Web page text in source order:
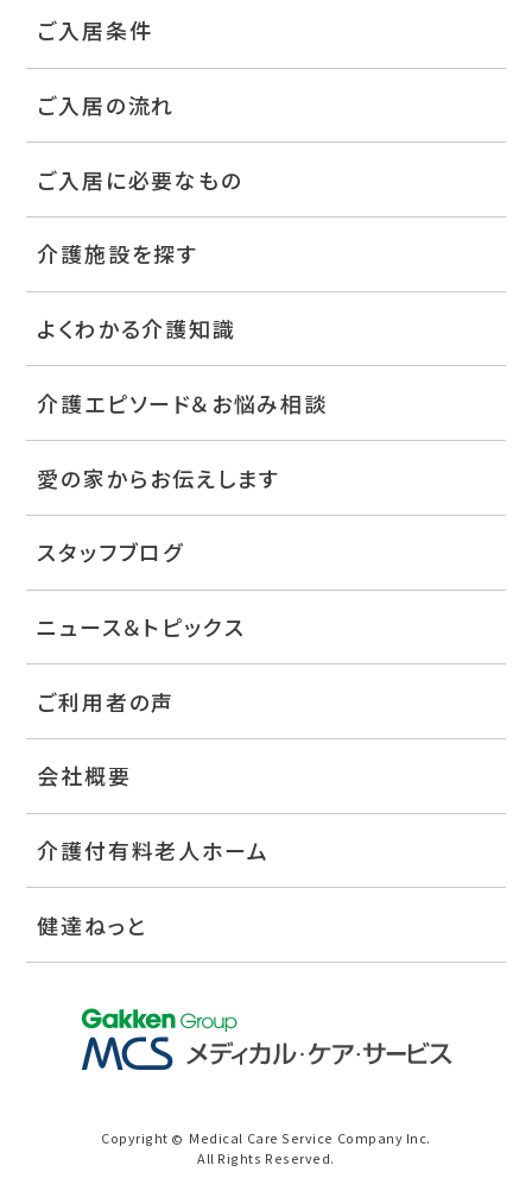
ご入居条件
ご入居の流れ
ご入居に必要なもの
介護施設を探す
よくわかる介護知識
介護エピソード＆お悩み相談
愛の家からお伝えします
スタッフブログ
ニュース＆トピックス
ご利用者の声
会社概要
介護付有料老人ホーム
健達ねっと
Copyright © Medical Care Service Company Inc.
All Rights Reserved.